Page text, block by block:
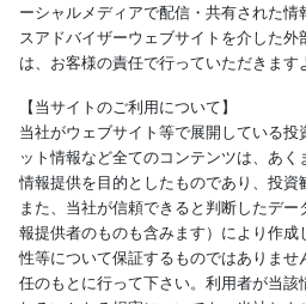
ーシャルメディアで配信・共有された
スアドバイザーウェブサイトを介した
は、お客様の責任で行っていただきます
【当サイトのご利用について】
当社がウェブサイト等で展開している
ット情報など全てのコンテンツは、あ
情報提供を目的としたものであり、投資
また、当社が信頼できると判断したデ
報提供者のものも含みます）により作
性等について保証するものではありま
任のもとに行って下さい。利用者が当該